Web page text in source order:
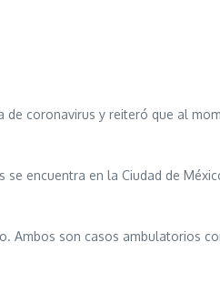
coronavirus y reiteró que al
encuentra en la Ciudad de
Ambos son casos ambulatorios